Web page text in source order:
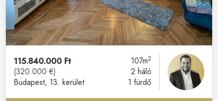
115.840.000 Ft
(320.000 €)
Budapest, 13. kerület
107m2
2 háló
1 fürdő